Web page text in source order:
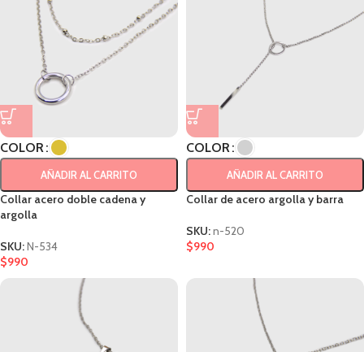
COLOR
AÑADIR AL CARRITO
Collar acero doble cadena y
argolla
SKU:N-534
$990
COLOR
AÑADIR AL CARRITO
Collar de acero argolla y barra
SKU:n-520
$990